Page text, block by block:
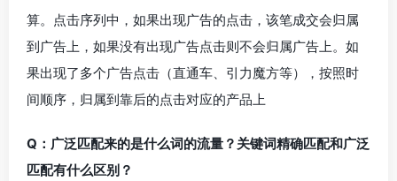
算。点击序列中，如果出现广告的点击，该笔成交会归属
到广告上，如果没有出现广告点击则不会归属广告上。如
果出现了多个广告点击（直通车、引力魔方等），按照时
间顺序，归属到靠后的点击对应的产品上
Q：广泛匹配来的是什么词的流量？关键词精确匹配和广泛
匹配有什么区别？